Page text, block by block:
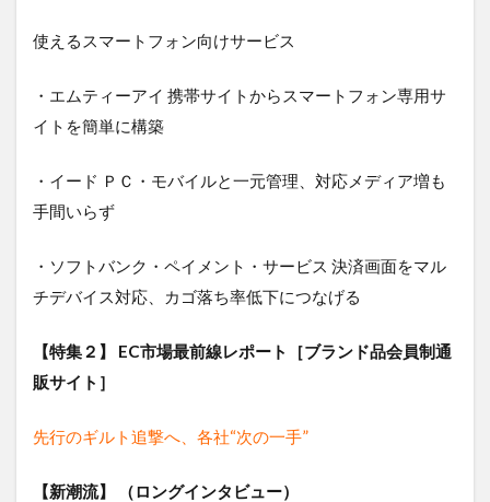
使えるスマートフォン向けサービス
・エムティーアイ 携帯サイトからスマートフォン専用サ
イトを簡単に構築
・イード ＰＣ・モバイルと一元管理、対応メディア増も
手間いらず
・ソフトバンク・ペイメント・サービス 決済画面をマル
チデバイス対応、カゴ落ち率低下につなげる
【特集２】
EC市場最前線レポート［ブランド品会員制通
販サイト］
先行のギルト追撃へ、各社“次の一手”
【新潮流】 （ロングインタビュー）